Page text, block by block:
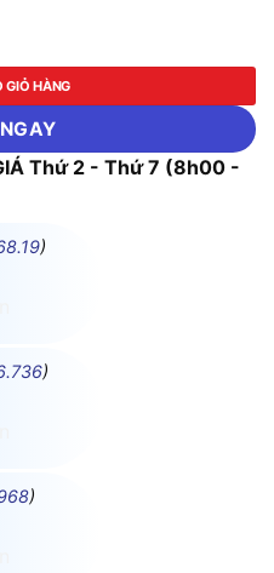
0136 đến AK-0142 (Size từ
GIỎ HÀNG
Thứ 2 - Thứ 7 (8h00 -
)
)
)